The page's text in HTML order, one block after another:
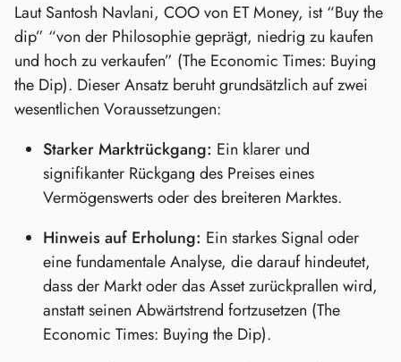
Laut Santosh Navlani, COO von ET Money, ist “Buy the
dip” “von der Philosophie geprägt, niedrig zu kaufen
und hoch zu verkaufen” (The Economic Times: Buying
the Dip). Dieser Ansatz beruht grundsätzlich auf zwei
wesentlichen Voraussetzungen:
Starker Marktrückgang: Ein klarer und
signifikanter Rückgang des Preises eines
Vermögenswerts oder des breiteren Marktes.
Hinweis auf Erholung: Ein starkes Signal oder
eine fundamentale Analyse, die darauf hindeutet,
dass der Markt oder das Asset zurückprallen wird,
anstatt seinen Abwärtstrend fortzusetzen (The
Economic Times: Buying the Dip).